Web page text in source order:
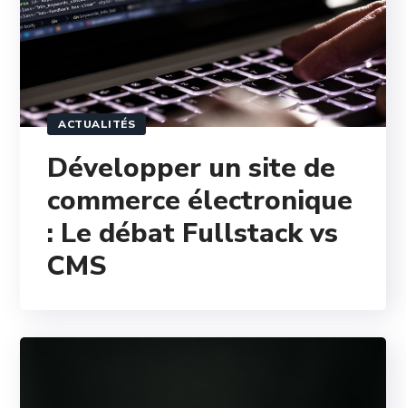
ACTUALITÉS
Développer un site de
commerce électronique
: Le débat Fullstack vs
CMS